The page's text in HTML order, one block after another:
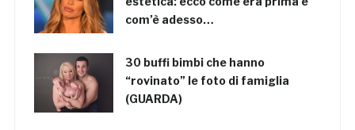
com’è adesso…
30 buffi bimbi che hanno
“rovinato” le foto di famiglia
(GUARDA)